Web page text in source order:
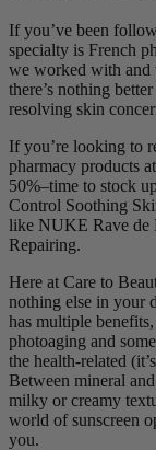
If you’ve been
specialty is French
we worked with and
there’s nothing
resolving skin
If you’re looking to
pharmacy products
50%–time to stock
Control Soothing
like NUKE Rave de
Repairing.
Here at Care to
nothing else in your
has multiple
photoaging and
the health-related
Between mineral
milky or creamy
world of sunscreen
you.